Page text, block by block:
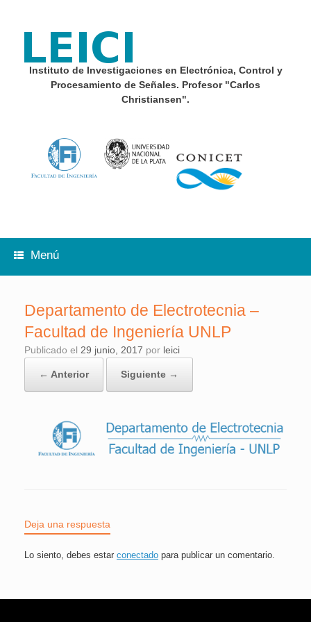
contenido
Instituto de Investigaciones en Electrónica, Control y
Procesamiento de Señales. Profesor "Carlos
Christiansen".
Menú
Departamento de Electrotecnia –
Facultad de Ingeniería UNLP
Publicado el 29 junio, 2017 por leici
← Anterior Siguiente →
Deja una respuesta
Lo siento, debes estar conectado para publicar un comentario.